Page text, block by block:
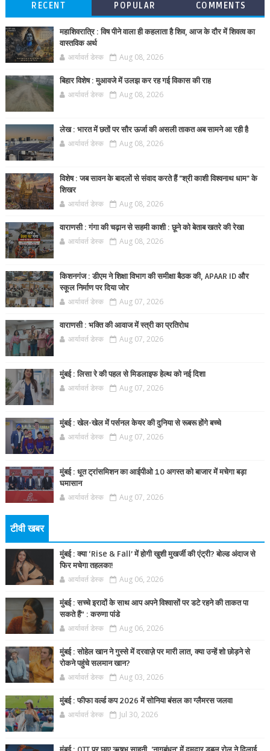
RECENT POPULAR COMMENTS
महाशिवरात्रि : विष पीने वाला ही कहलाता है शिव, आज के दौर में शिवत्व का
वास्तविक अर्थ
आर्यावर्त डेस्क Aug 08, 2026
बिहार विशेष : मुआवजे में उलझ कर रह गई विकास की राह
आर्यावर्त डेस्क Aug 08, 2026
लेख : भारत में छतों पर सौर ऊर्जा की असली ताकत अब सामने आ रही है
आर्यावर्त डेस्क Aug 08, 2026
विशेष : जब सावन के बादलों से संवाद करते हैं "श्री काशी विश्वनाथ धाम" के
शिखर
आर्यावर्त डेस्क Aug 08, 2026
वाराणसी : गंगा की चढ़ान से सहमी काशी : छूने को बेताब खतरे की रेखा
आर्यावर्त डेस्क Aug 08, 2026
किशनगंज : डीएम ने शिक्षा विभाग की समीक्षा बैठक की, APAAR ID और
स्कूल निर्माण पर दिया जोर
आर्यावर्त डेस्क Aug 07, 2026
वाराणसी : भक्ति की आवाज में स्त्री का प्रतिरोध
आर्यावर्त डेस्क Aug 07, 2026
मुंबई : लिसा रे की पहल से मिडलाइफ हेल्थ को नई दिशा
आर्यावर्त डेस्क Aug 07, 2026
मुंबई : खेल-खेल में पर्सनल केयर की दुनिया से रूबरू होंगे बच्चे
आर्यावर्त डेस्क Aug 07, 2026
मुंबई : धूत ट्रांसमिशन का आईपीओ 10 अगस्त को बाजार में मचेगा बड़ा
घमासान
आर्यावर्त डेस्क Aug 07, 2026
टीवी खबर
मुंबई : क्या ‘Rise & Fall’ में होगी खुशी मुखर्जी की एंट्री? बोल्ड अंदाज से
फिर मचेगा तहलका!
आर्यावर्त डेस्क Aug 06, 2026
मुंबई : सच्चे इरादों के साथ आप अपने विश्वासों पर डटे रहने की ताकत पा
सकते हैं” : करुणा पांडे
आर्यावर्त डेस्क Aug 06, 2026
मुंबई : सोहेल खान ने गुस्से में दरवाज़े पर मारी लात, क्या उन्हें शो छोड़ने से
रोकने पहुंचे सलमान खान?
आर्यावर्त डेस्क Aug 03, 2026
मुंबई : फीफा वर्ल्ड कप 2026 में सोनिया बंसल का ग्लैमरस जलवा
आर्यावर्त डेस्क Jul 30, 2026